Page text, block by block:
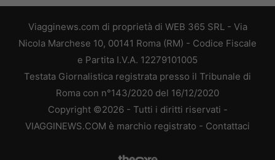
Viagginews.com di proprietà di WEB 365 SRL - Via
Nicola Marchese 10, 00141 Roma (RM) - Codice Fiscale
e Partita I.V.A. 12279101005
Testata Giornalistica registrata presso il Tribunale di
Roma con n°143/2020 del 16/12/2020
Copyright ©2026 - Tutti i diritti riservati -
VIAGGINEWS.COM è marchio registrato - Contattaci